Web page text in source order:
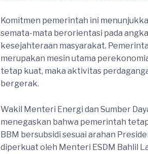
Komitmen pemerintah ini
semata-mata berorientasi pada
kesejahteraan masyarakat.
merupakan mesin utama
tetap kuat, maka aktivitas
bergerak.
Wakil Menteri Energi dan Sumber
menegaskan bahwa pemerintah
BBM bersubsidi sesuai arahan
diperkuat oleh Menteri ESDM Bahlil